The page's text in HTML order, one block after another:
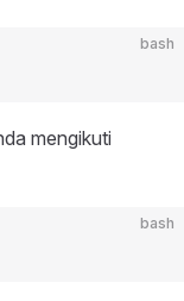
bash
mengikuti
bash